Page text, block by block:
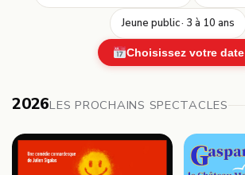
Jeune public · 3 à 10 ans
Choisissez votre date
2026LES PROCHAINS SPECTACLES